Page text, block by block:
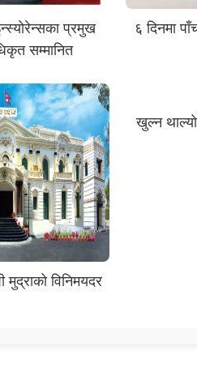
प्रमुख
सम्मानित
६ दिनमा
विनिमयदर
खुल्न